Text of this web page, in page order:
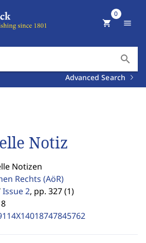
search
Advanced Search
shopping_cart
0
menu
Notiz
Notizen
Rechts (AöR)
Issue 2, pp. 327 (1)